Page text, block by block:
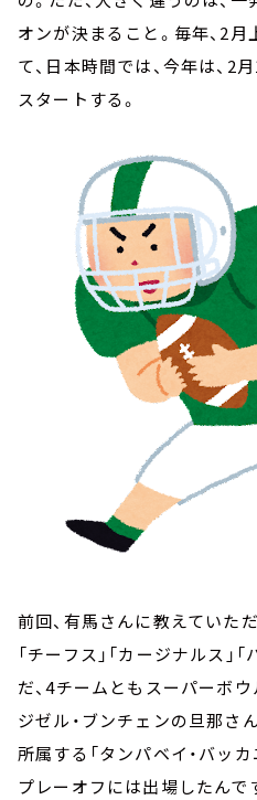
オンが決まること。毎年、2
て、日本時間では、今年は、2
スタートする。
前回、有馬さんに教えていた
「チーフス」「カージナルス」
だ、4チームともスーパーボウ
ジゼル・ブンチェンの旦那さ
所属する「タンパベイ・バッ
プレーオフには出場したんで